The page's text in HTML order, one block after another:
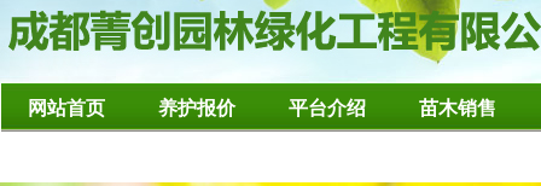
网站首页 养护报价 平台介绍 苗木销售